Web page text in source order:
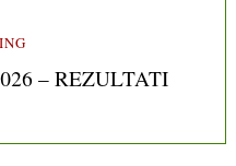
– REZULTATI